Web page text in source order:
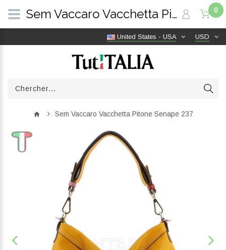
USD
United States - USA
0
Sem Vaccaro Vacchetta Pitone Senape 237
Sem Vaccaro Vacchetta Pitone Senape 237 | TutITALIA